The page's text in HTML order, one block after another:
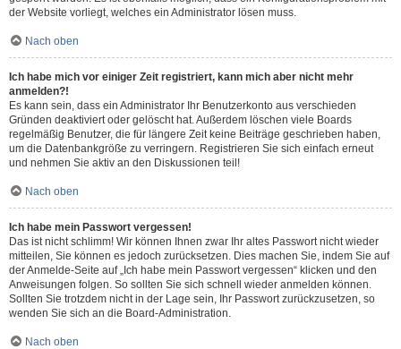
der Website vorliegt, welches ein Administrator lösen muss.
Nach oben
Ich habe mich vor einiger Zeit registriert, kann mich aber nicht mehr
anmelden?!
Es kann sein, dass ein Administrator Ihr Benutzerkonto aus verschieden
Gründen deaktiviert oder gelöscht hat. Außerdem löschen viele Boards
regelmäßig Benutzer, die für längere Zeit keine Beiträge geschrieben haben,
um die Datenbankgröße zu verringern. Registrieren Sie sich einfach erneut
und nehmen Sie aktiv an den Diskussionen teil!
Nach oben
Ich habe mein Passwort vergessen!
Das ist nicht schlimm! Wir können Ihnen zwar Ihr altes Passwort nicht wieder
mitteilen, Sie können es jedoch zurücksetzen. Dies machen Sie, indem Sie auf
der Anmelde-Seite auf „Ich habe mein Passwort vergessen“ klicken und den
Anweisungen folgen. So sollten Sie sich schnell wieder anmelden können.
Sollten Sie trotzdem nicht in der Lage sein, Ihr Passwort zurückzusetzen, so
wenden Sie sich an die Board-Administration.
Nach oben